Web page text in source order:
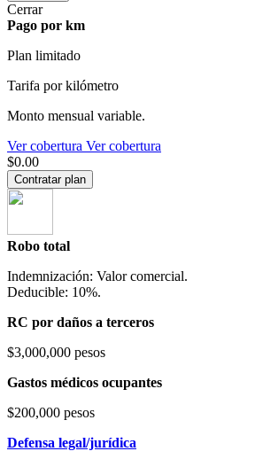
Cerrar
Pago por km
Plan limitado
Tarifa por kilómetro
Monto mensual variable.
Ver cobertura Ver cobertura
$0.00
Contratar plan
Robo total
Indemnización: Valor comercial.
Deducible: 10%.
RC por daños a terceros
$3,000,000 pesos
Gastos médicos ocupantes
$200,000 pesos
Defensa legal/jurídica